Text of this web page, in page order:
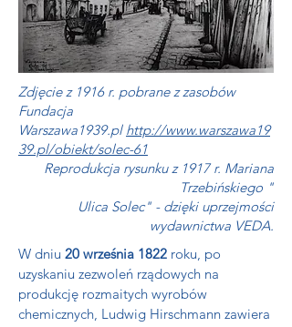
Zdjęcie z 1916 r. pobrane z zasobów
Fundacja
Warszawa1939.pl http://www.warszawa19
39.pl/obiekt/solec-61
Reprodukcja rysunku z 1917 r. Mariana
Trzebińskiego "
Ulica Solec" - dzięki uprzejmości
wydawnictwa VEDA.
W dniu 20 września 1822 roku, po
uzyskaniu zezwoleń rządowych na
produkcję rozmaitych wyrobów
chemicznych, Ludwig Hirschmann zawiera